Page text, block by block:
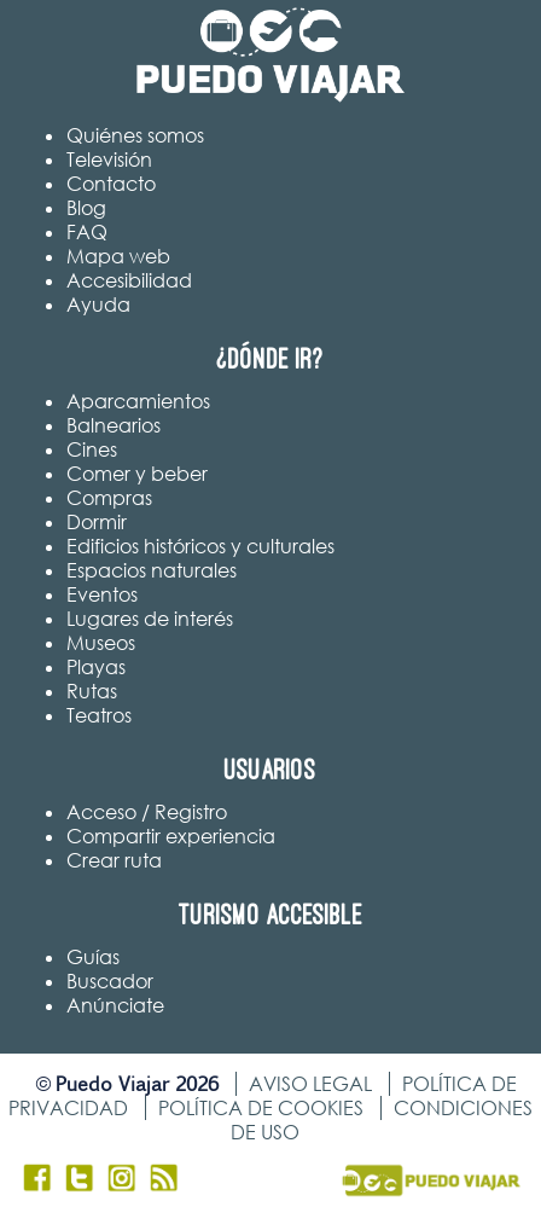
Quiénes somos
Televisión
Contacto
Blog
FAQ
Mapa web
Accesibilidad
Ayuda
¿Dónde ir?
Aparcamientos
Balnearios
Cines
Comer y beber
Compras
Dormir
Edificios históricos y culturales
Espacios naturales
Eventos
Lugares de interés
Museos
Playas
Rutas
Teatros
Usuarios
Acceso / Registro
Compartir experiencia
Crear ruta
Turismo accesible
Guías
Buscador
Anúnciate
© Puedo Viajar 2026 AVISO LEGAL
POLÍTICA DE
PRIVACIDAD
POLÍTICA DE COOKIES
CONDICIONES
DE USO